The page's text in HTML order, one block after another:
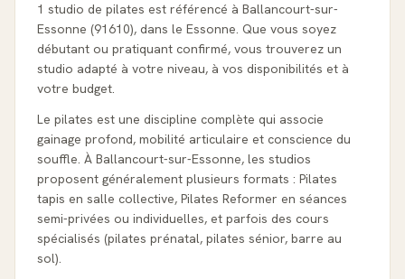
1 studio de pilates est référencé à Ballancourt-sur-
Essonne (91610), dans le Essonne. Que vous soyez
débutant ou pratiquant confirmé, vous trouverez un
studio adapté à votre niveau, à vos disponibilités et à
votre budget.
Le pilates est une discipline complète qui associe
gainage profond, mobilité articulaire et conscience du
souffle. À Ballancourt-sur-Essonne, les studios
proposent généralement plusieurs formats : Pilates
tapis en salle collective, Pilates Reformer en séances
semi-privées ou individuelles, et parfois des cours
spécialisés (pilates prénatal, pilates sénior, barre au
sol).